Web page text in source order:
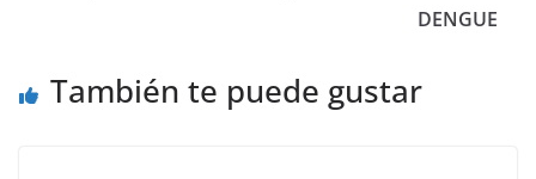
DENGUE
También te puede gustar